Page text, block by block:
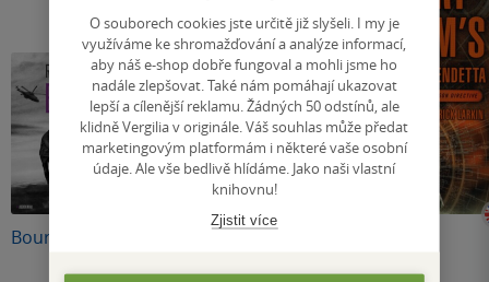
Bourneův mýtus
Bourneova
O souborech cookies jste určitě již slyšeli. I my je
využíváme ke shromažďování a analýze informací,
aby náš e-shop dobře fungoval a mohli jsme ho
nadále zlepšovat. Také nám pomáhají ukazovat
lepší a cílenější reklamu. Žádných 50 odstínů, ale
klidně Vergilia v originále. Váš souhlas může předat
marketingovým platformám i některé vaše osobní
údaje. Ale vše bedlivě hlídáme. Jako naši vlastní
knihovnu!
Zjistit více